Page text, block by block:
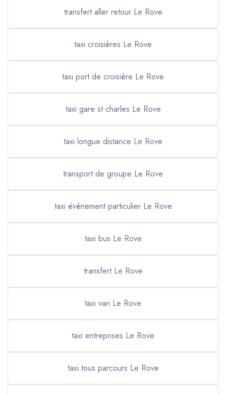
transfert aller retour Le Rove
taxi croisières Le Rove
taxi port de croisière Le Rove
taxi gare st charles Le Rove
taxi longue distance Le Rove
transport de groupe Le Rove
taxi évènement particulier Le Rove
taxi bus Le Rove
transfert Le Rove
taxi van Le Rove
taxi entreprises Le Rove
taxi tous parcours Le Rove